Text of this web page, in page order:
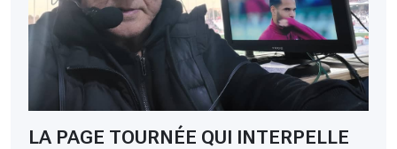
LA PAGE TOURNÉE QUI INTERPELLE